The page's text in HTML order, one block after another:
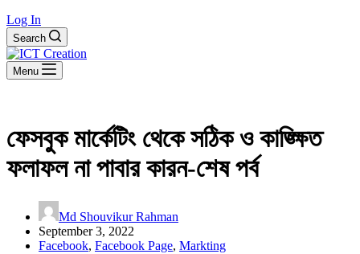
Log In
Search
Menu
ফেসবুক মার্কেটিং থেকে সঠিক ও কাঙ্ক্ষিত
ফলাফল না পাবার কারন-শেষ পর্ব
Md Shouvikur Rahman
September 3, 2022
Facebook, Facebook Page, Markting